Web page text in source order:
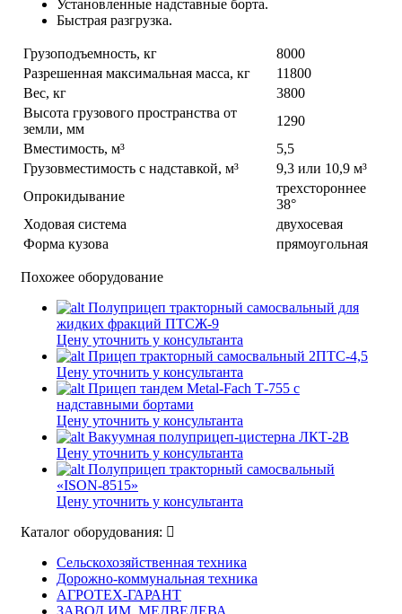
Установленные надставные борта.
Быстрая разгрузка.
Грузоподъемность, кг
8000
Разрешенная максимальная масса, кг
11800
Вес, кг
3800
Высота грузового пространства от
земли, мм
1290
Вместимость, м³
5,5
Грузовместимость с надставкой, м³
9,3 или 10,9 м³
Опрокидывание
трехстороннее
38°
Ходовая система
двухосевая
Форма кузова
прямоугольная
Похожее оборудование
Полуприцеп тракторный самосвальный для
жидких фракций ПТСЖ-9
Цену уточнить у консультанта
Прицеп тракторный самосвальный 2ПТС-4,5
Цену уточнить у консультанта
Прицеп тандем Metal-Fach Т-755 с
надставными бортами
Цену уточнить у консультанта
Вакуумная полуприцеп-цистерна ЛКТ-2В
Цену уточнить у консультанта
Полуприцеп тракторный самосвальный
«ISON-8515»
Цену уточнить у консультанта
Каталог оборудования:
Сельскохозяйственная техника
Дорожно-коммунальная техника
АГРОТЕХ-ГАРАНТ
ЗАВОД ИМ. МЕДВЕДЕВА